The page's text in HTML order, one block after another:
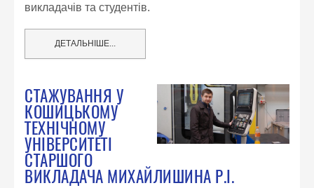
викладачів та студентів.
ДЕТАЛЬНІШЕ...
СТАЖУВАННЯ У
КОШИЦЬКОМУ
ТЕХНІЧНОМУ
УНІВЕРСИТЕТІ
СТАРШОГО
ВИКЛАДАЧА МИХАЙЛИШИНА Р.І.